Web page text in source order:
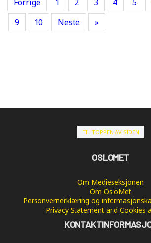
Forrige 1 2 3 4 5
9
10 Neste »
TIL TOPPEN AV SIDEN
OSLOMET
Om Medieseksjonen
Om OsloMet
Personvernerklæring og
Privacy Statement and Cookies